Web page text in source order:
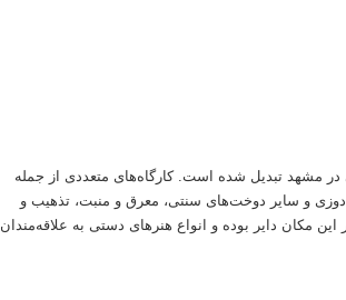
مشهد تبدیل شده است. کارگاه‌های متعددی از جمله
و سایر دوخت‌های سنتی، معرق و منبت، تذهیب و
مکان دایر بوده و انواع هنرهای دستی به علاقه‌مندان